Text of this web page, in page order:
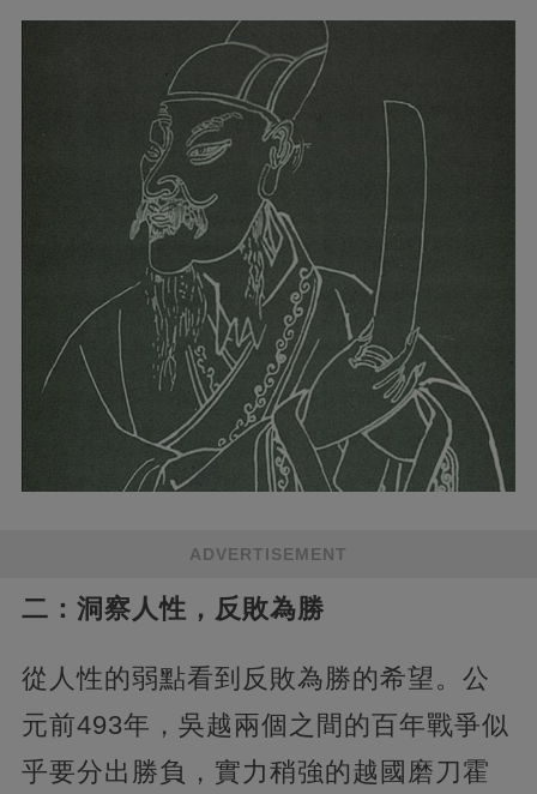
ADVERTISEMENT
二：洞察人性，反敗為勝
從人性的弱點看到反敗為勝的希望。公
元前493年，吳越兩個之間的百年戰爭似
乎要分出勝負，實力稍強的越國磨刀霍